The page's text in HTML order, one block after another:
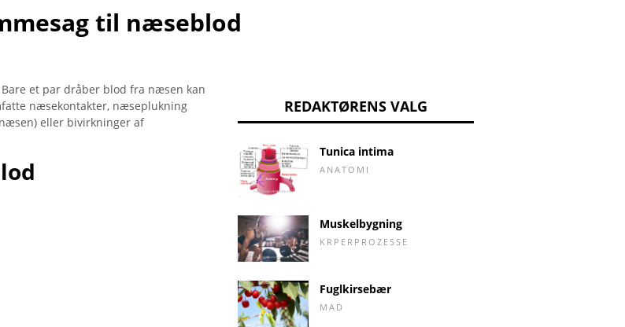
til næseblod
et par dråber blod fra næsen kan
næsekontakter, næseplukning
eller bivirkninger af
REDAKTØRENS VALG
Tunica intima
ANATOMI
Muskelbygning
KRPERPROZESSE
Fuglkirsebær
MAD